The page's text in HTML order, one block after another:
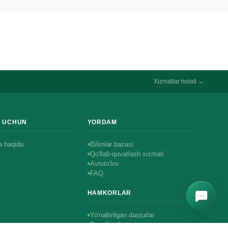
Xizmatlar holati →
UCHUN
haqida
YORDAM
Bilimlar bazasi
Qo'llab-quvatlash xizmati
Avtoto'lov
FAQ
HAMKORLAR
Yo'naltirilgan dasturlar
Resellar dasturi